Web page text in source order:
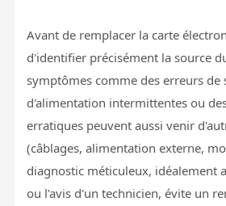
Avant de remplacer la carte
d'identifier précisément la source
symptômes comme des erreurs de
d'alimentation intermittentes ou
erratiques peuvent aussi venir
(câblages, alimentation externe,
diagnostic méticuleux, idéalement
ou l'avis d'un technicien, évite un